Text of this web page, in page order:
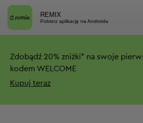
REMIX
Pobierz aplikację na Androida
Zdobądź 20% zniżki* na swoje
kodem WELCOME
Kupuj teraz